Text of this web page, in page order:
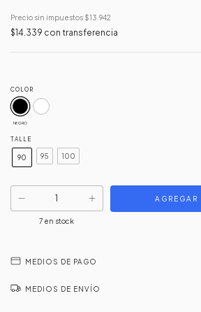
Precio sin impuestos $13.942
$14.339 con transferencia
COLOR
NEGRO
TALLE
90 95 100
7 en stock
MEDIOS DE PAGO
MEDIOS DE ENVÍO